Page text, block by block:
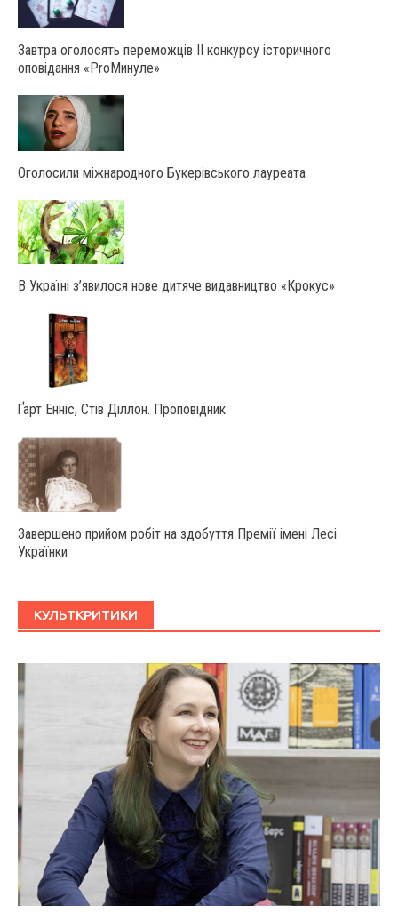
Завтра оголосять переможців ІІ конкурсу історичного
оповідання «ProМинуле»
Оголосили міжнародного Букерівського лауреата
В Україні з’явилося нове дитяче видавництво «Крокус»
Ґарт Енніс, Стів Діллон. Проповідник
Завершено прийом робіт на здобуття Премії імені Лесі
Українки
КУЛЬТКРИТИКИ